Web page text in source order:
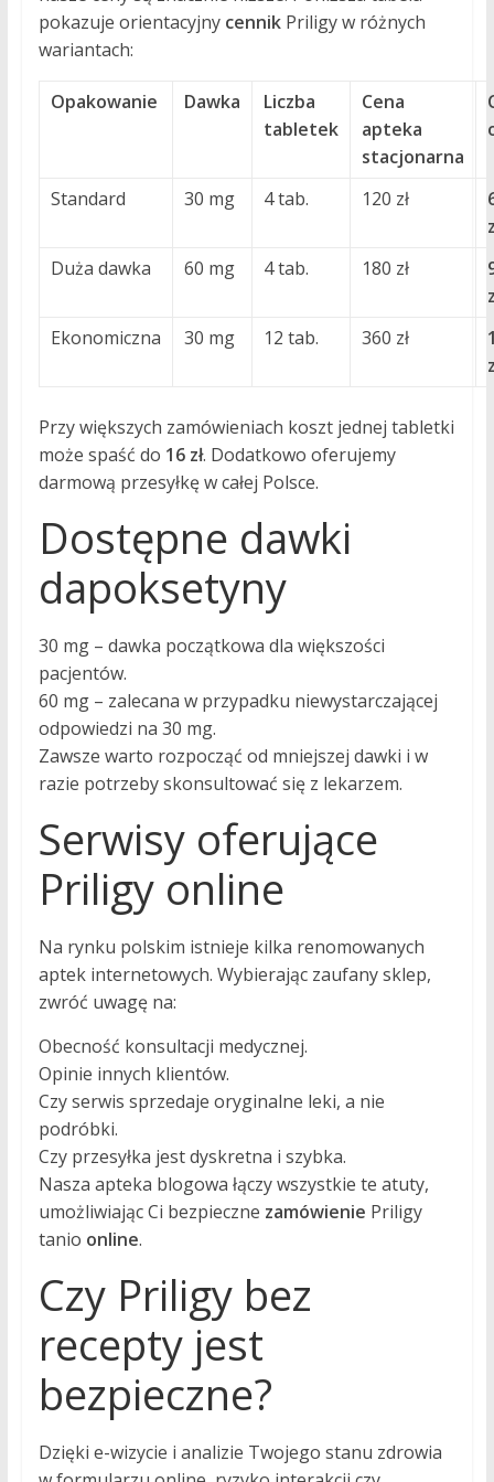
pokazuje orientacyjny cennikPriligy w różnych
wariantach:
Opakowanie Dawka
Liczba
tabletek
Cena
apteka
stacjonarna
Standard 30 mg 4 tab. 120 zł
Duża dawka
60 mg 4 tab. 180 zł
Ekonomiczna
30 mg 12 tab. 360 zł
Przy większych zamówieniach koszt jednej tabletki
może spaść do 16 zł. Dodatkowo oferujemy
darmową przesyłkę w całej Polsce.
Dostępne dawki
dapoksetyny
30 mg – dawka początkowa dla większości
pacjentów.
60 mg – zalecana w przypadku niewystarczającej
odpowiedzi na 30 mg.
Zawsze warto rozpocząć od mniejszej dawki i w
razie potrzeby skonsultować się z lekarzem.
Serwisy oferujące
Priligy online
Na rynku polskim istnieje kilka renomowanych
aptek internetowych. Wybierając zaufany sklep,
zwróć uwagę na:
Obecność konsultacji medycznej.
Opinie innych klientów.
Czy serwis sprzedaje oryginalne leki, a nie
podróbki.
Czy przesyłka jest dyskretna i szybka.
Nasza apteka blogowa łączy wszystkie te atuty,
umożliwiając Ci bezpieczne zamówienie Priligy
tanio online.
Czy Priligy bez
recepty jest
bezpieczne?
Dzięki e-wizycie i analizie Twojego stanu zdrowia